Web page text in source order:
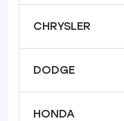
CHRYSLER
DODGE
HONDA